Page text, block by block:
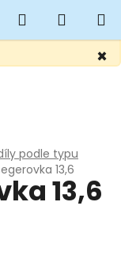
×
Hledat
KOŠÍK
podle typu
13,6
13,6